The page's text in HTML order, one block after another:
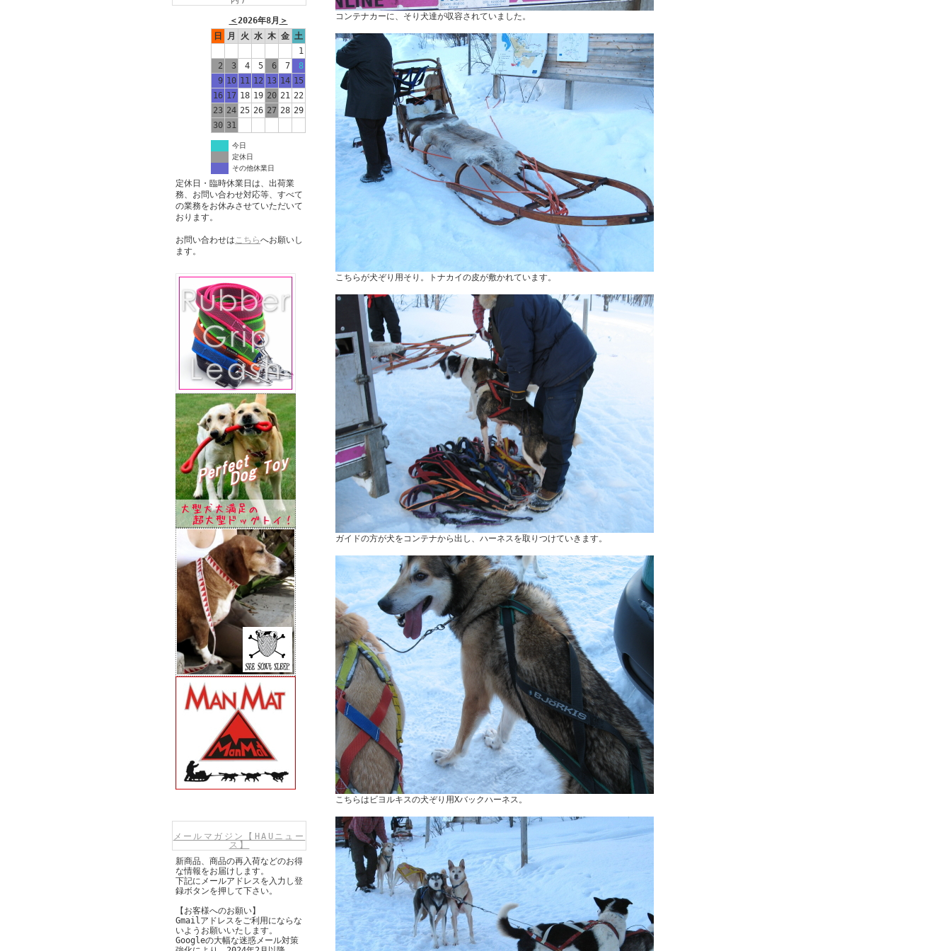
＜2026年8月 ＞
日
月 火 水 木 金 土
1
2
3 4 5 6 7
8
9 10 11 12 13 14 15
16 17 18 19 20 21 22
23 24 25 26 27 28 29
30 31
今日
定休日
その他休業日
定休日・臨時休業日は、出荷業
務、お問い合わせ対応等、すべて
の業務をお休みさせていただいて
おります。
お問い合わせはこちらへお願いし
ます。
メールマガジン【HAUニュー
ス】
新商品、商品の再入荷などのお得
な情報をお届けします。
下記にメールアドレスを入力し登
録ボタンを押して下さい。
【お客様へのお願い】
Gmailアドレスをご利用にならな
いようお願いいたします。
Googleの大幅な迷惑メール対策
コンテナカーに、そり犬達が収容されていました。
こちらが犬ぞり用そり。トナカイの皮が敷かれています。
ガイドの方が犬をコンテナから出し、ハーネスを取りつけていきます。
こちらはビヨルキスの犬ぞり用Xバックハーネス。